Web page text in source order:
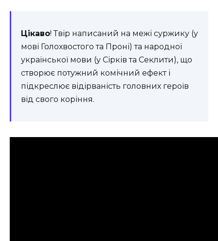
Цікаво! Твір написаний на межі суржику (у
мові Голохвостого та Проні) та народної
української мови (у Сірків та Секлити), що
створює потужний комічний ефект і
підкреслює відірваність головних героїв
від свого коріння.